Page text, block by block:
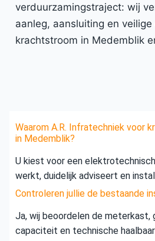
verduurzamingstraject: wij
aanleg, aansluiting en
krachtstroom in Medemblik
Waarom A.R. Infratechniek voor
in Medemblik?
U kiest voor een
werkt, duidelijk adviseert en
Controleren jullie de bestaande
Ja, wij beoordelen de meterkast,
capaciteit en technische